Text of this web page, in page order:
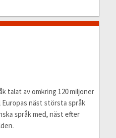
talat av omkring 120 miljoner
näst största språk
språk med, näst efter